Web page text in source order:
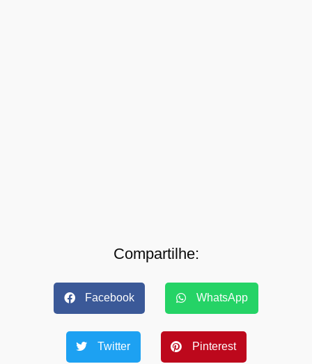
Compartilhe:
Facebook WhatsApp
Twitter Pinterest